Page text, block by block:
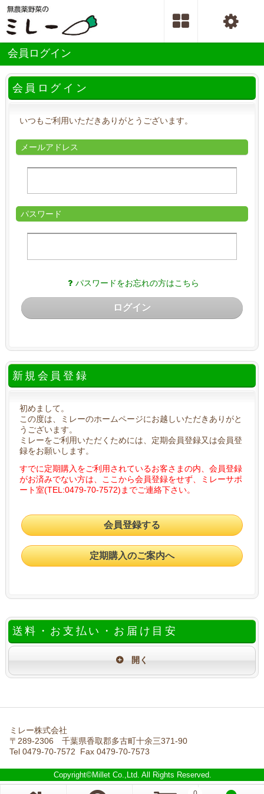
会員ログイン
会員ログイン
いつもご利用いただきありがとうございます。
メールアドレス
パスワード
パスワードをお忘れの方はこちら
ログイン
新規会員登録
初めまして。
この度は、ミレーのホームページにお越しいただきありがと
うございます。
ミレーをご利用いただくためには、定期会員登録又は会員登
録をお願いします。
すでに定期購入をご利用されているお客さまの内、会員登録
がお済みでない方は、ここから会員登録をせず、ミレーサポ
ート室(TEL:0479-70-7572)までご連絡下さい。
会員登録する
定期購入のご案内へ
送料・お支払い・お届け目安
ミレー株式会社
〒289-2306 千葉県香取郡多古町十余三371-90
Tel 0479-70-7572 Fax 0479-70-7573
Copyright©Millet Co.,Ltd. All Rights Reserved.